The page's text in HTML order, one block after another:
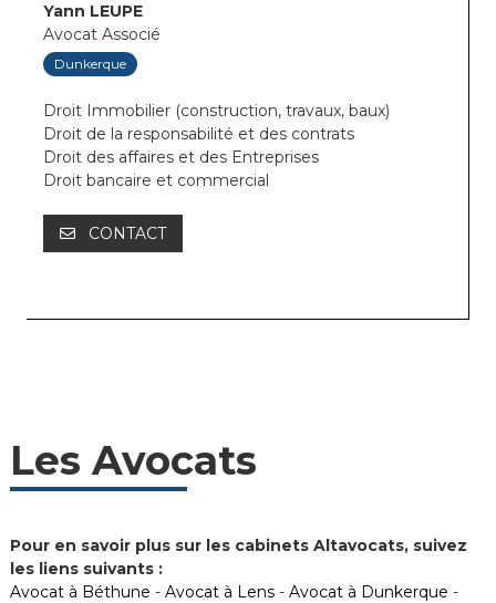
Yann LEUPE
Avocat Associé
Dunkerque
Droit Immobilier (construction, travaux, baux)
Droit de la responsabilité et des contrats
Droit des affaires et des Entreprises
Droit bancaire et commercial
CONTACT
Les Avocats
Pour en savoir plus sur les cabinets Altavocats, suivez
les liens suivants :
Avocat à Béthune - Avocat à Lens- Avocat à Dunkerque -